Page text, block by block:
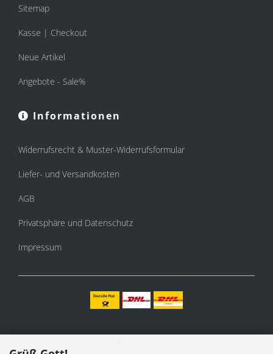
Sitemap
Kasse | Checkout
Neue Artikel
Angebote - Sale%
Informationen
Widerrufsrecht & Muster-Widerrufsformular
Liefer- und Versandkosten
AGB
Privatsphäre und Datenschutz
Impressum